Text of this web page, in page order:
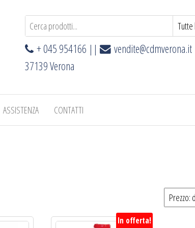
+ 045 954166 || vendite@cdmverona.it
37139 Verona
ASSISTENZA CONTATTI
In offerta!